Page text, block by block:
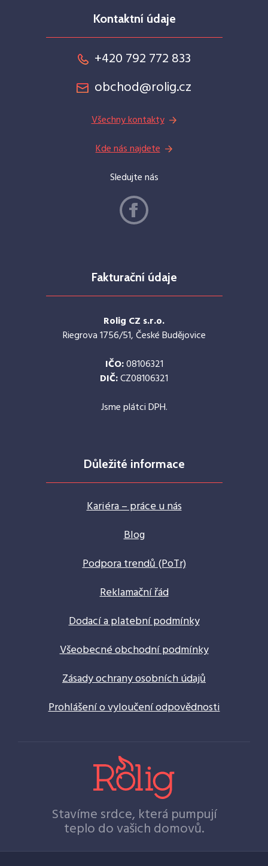
Kontaktní údaje
+420 792 772 833
obchod@rolig.cz
Všechny kontakty
Kde nás najdete
Sledujte nás
Fakturační údaje
Rolig CZ s.r.o.
Riegrova 1756/51, České Budějovice
IČO:08106321
DIČ:CZ08106321
Jsme plátci DPH.
Důležité informace
Kariéra – práce u nás
Blog
Podpora trendů (PoTr)
Reklamační řád
Dodací a platební podmínky
Všeobecné obchodní podmínky
Zásady ochrany osobních údajů
Prohlášení o vyloučení odpovědnosti
Stavíme srdce, která pumpují
teplo do vašich domovů.